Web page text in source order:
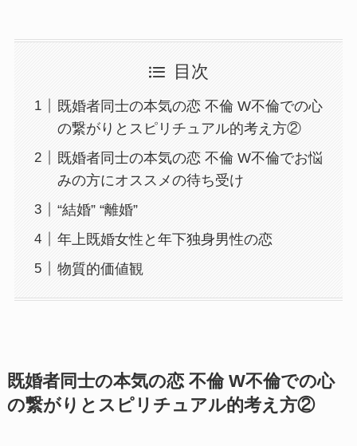
目次
既婚者同士の本気の恋 不倫 W不倫での心
の繋がりとスピリチュアル的考え方②
既婚者同士の本気の恋 不倫 W不倫でお悩
みの方にオススメの待ち受け
“結婚” “離婚”
年上既婚女性と年下独身男性の恋
物質的価値観
既婚者同士の本気の恋 不倫 W不倫での心
の繋がりとスピリチュアル的考え方②